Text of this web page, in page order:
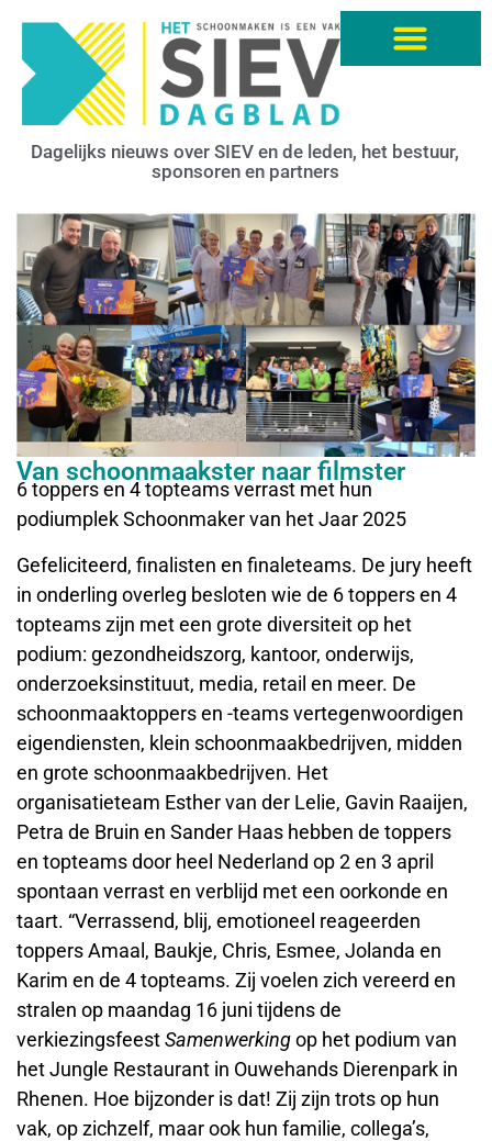
Dagelijks nieuws over SIEV en de leden, het bestuur,
sponsoren en partners
Van schoonmaakster naar filmster
6 toppers en 4 topteams verrast met hun
podiumplek Schoonmaker van het Jaar 2025
Gefeliciteerd, finalisten en finaleteams. De jury heeft
in onderling overleg besloten wie de 6 toppers en 4
topteams zijn met een grote diversiteit op het
podium: gezondheidszorg, kantoor, onderwijs,
onderzoeksinstituut, media, retail en meer. De
schoonmaaktoppers en -teams vertegenwoordigen
eigendiensten, klein schoonmaakbedrijven, midden
en grote schoonmaakbedrijven. Het
organisatieteam Esther van der Lelie, Gavin Raaijen,
Petra de Bruin en Sander Haas hebben de toppers
en topteams door heel Nederland op 2 en 3 april
spontaan verrast en verblijd met een oorkonde en
taart. “Verrassend, blij, emotioneel reageerden
toppers Amaal, Baukje, Chris, Esmee, Jolanda en
Karim en de 4 topteams. Zij voelen zich vereerd en
stralen op maandag 16 juni tijdens de
verkiezingsfeestSamenwerkingop het podium van
het Jungle Restaurant in Ouwehands Dierenpark in
Rhenen. Hoe bijzonder is dat! Zij zijn trots op hun
vak, op zichzelf, maar ook hun familie, collega’s,